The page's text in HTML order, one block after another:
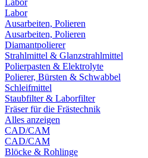
Labor
Labor
Ausarbeiten, Polieren
Ausarbeiten, Polieren
Diamantpolierer
Strahlmittel & Glanzstrahlmittel
Polierpasten & Elektrolyte
Polierer, Bürsten & Schwabbel
Schleifmittel
Staubfilter & Laborfilter
Fräser für die Frästechnik
Alles anzeigen
CAD/CAM
CAD/CAM
Blöcke & Rohlinge